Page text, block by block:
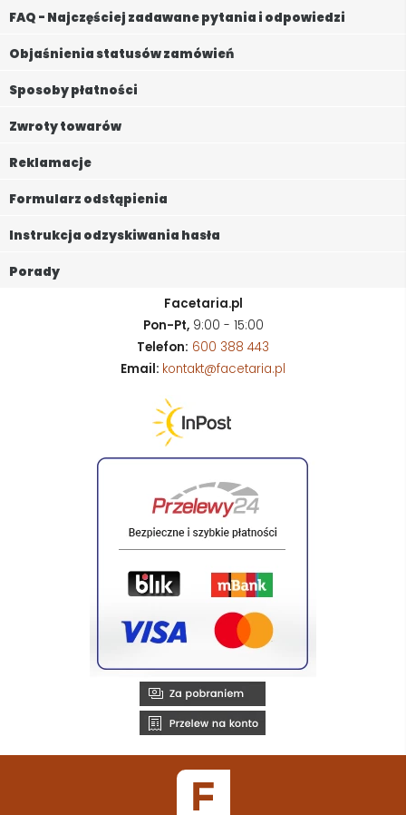
FAQ - Najczęściej zadawane pytania i odpowiedzi
Objaśnienia statusów zamówień
Sposoby płatności
Zwroty towarów
Reklamacje
Formularz odstąpienia
Instrukcja odzyskiwania hasła
Porady
Facetaria.pl
Pon-Pt,9:00 - 15:00
Telefon: 600 388 443
Email: kontakt@facetaria.pl